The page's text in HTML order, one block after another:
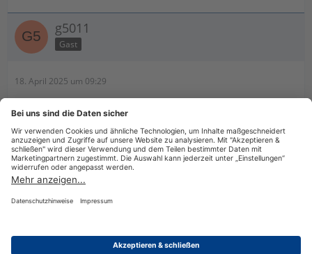
g5011
Gast
18. April 2025 um 09:29
Bedanke dich bei Microsoft - wird immer mehr zur
vernünftig arbeiten zu können.
Oder arbeite mit der Desktop-Version, mit der geht es.